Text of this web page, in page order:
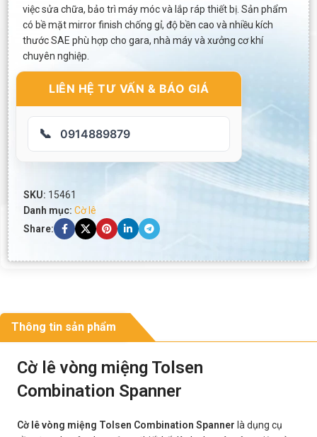
việc sửa chữa, bảo trì máy móc và lắp ráp thiết bị. Sản phẩm
có bề mặt mirror finish chống gỉ, độ bền cao và nhiều kích
thước SAE phù hợp cho gara, nhà máy và xưởng cơ khí
chuyên nghiệp.
LIÊN HỆ TƯ VẤN & BÁO GIÁ
📞 0914889879
SKU: 15461
Danh mục: Cờ lê
Share:
Thông tin sản phẩm
Cờ lê vòng miệng Tolsen
Combination Spanner
Cờ lê vòng miệng Tolsen Combination Spanner là dụng cụ